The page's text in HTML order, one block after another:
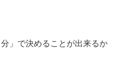
」で決めることが出来るか